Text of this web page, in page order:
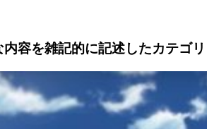
容を雑記的に記述したカテゴリ